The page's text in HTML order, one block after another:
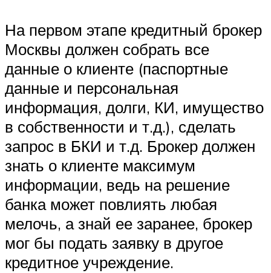
На первом этапе кредитный брокер
Москвы должен собрать все
данные о клиенте (паспортные
данные и персональная
информация, долги, КИ, имущество
в собственности и т.д.), сделать
запрос в БКИ и т.д. Брокер должен
знать о клиенте максимум
информации, ведь на решение
банка может повлиять любая
мелочь, а знай ее заранее, брокер
мог бы подать заявку в другое
кредитное учреждение.